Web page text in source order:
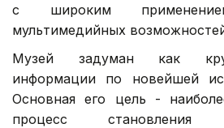
с широким
мультимедийных
Музей задуман как
информации по новейшей
Основная его цель -
процесс становления